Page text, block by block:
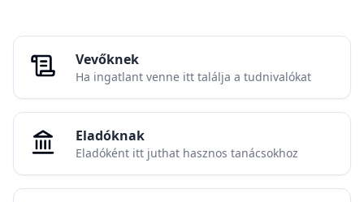
Vevőknek
Ha ingatlant venne itt találja a tudnivalókat
Eladóknak
Eladóként itt juthat hasznos tanácsokhoz